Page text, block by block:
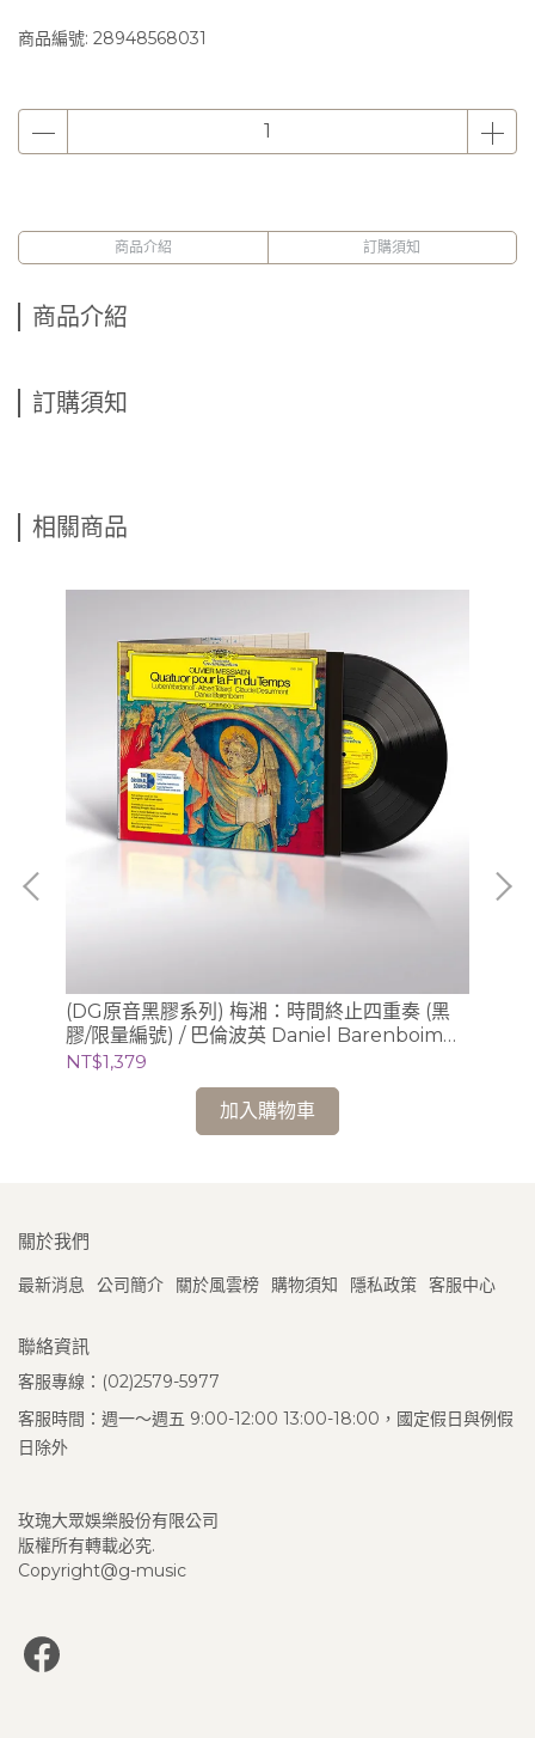
商品編號: 28948568031
商品介紹 訂購須知
商品介紹
訂購須知
相關商品
(DG原音黑膠系列) 梅湘：時間終止四重奏 (黑
膠/限量編號) / 巴倫波英 Daniel Barenboim
(鋼琴)
NT$1,379
加入購物車
關於我們
最新消息 公司簡介 關於風雲榜 購物須知 隱私政策 客服中心
聯絡資訊
客服專線：(02)2579-5977
客服時間：週一～週五 9:00-12:00 13:00-18:00，國定假日與例假
日除外
玫瑰大眾娛樂股份有限公司
版權所有轉載必究.
Copyright@g-music